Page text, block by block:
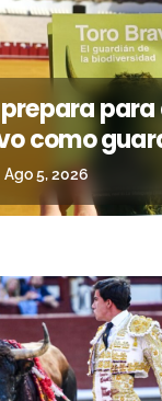
como
Ago 5, 2026